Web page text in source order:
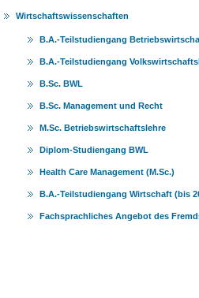
Wirtschaftswissenschaften
B.A.-Teilstudiengang
B.A.-Teilstudiengang
B.Sc. BWL
B.Sc. Management und Recht
M.Sc. Betriebswirtschaftslehre
Diplom-Studiengang BWL
Health Care Management (M.Sc.)
B.A.-Teilstudiengang Wirtschaft (bis
Fachsprachliches Angebot des